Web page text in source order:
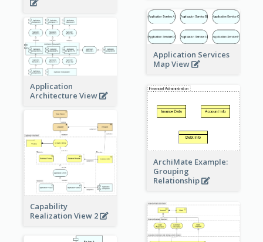
Application Services
Map View
Application
Architecture View
ArchiMate Example:
Grouping
Relationship
Capability
Realization View 2